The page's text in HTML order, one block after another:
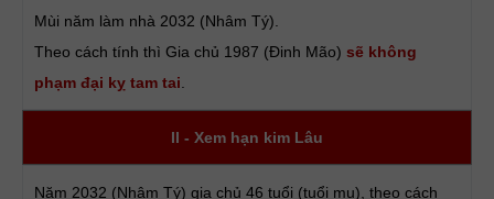
Mùi năm làm nhà 2032 (Nhâm Tý).
Theo cách tính thì Gia chủ 1987 (Đinh Mão) sẽ không
phạm đại kỵ tam tai
II - Xem hạn kim Lâu
Năm 2032 (Nhâm Tý) gia chủ 46 tuổi (tuổi mụ), theo cách